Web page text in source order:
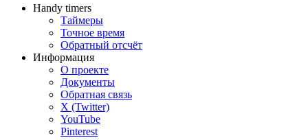
Handy timers
Таймеры
Точное время
Обратный отсчёт
Информация
О проекте
Документы
Обратная связь
X (Twitter)
YouTube
Pinterest